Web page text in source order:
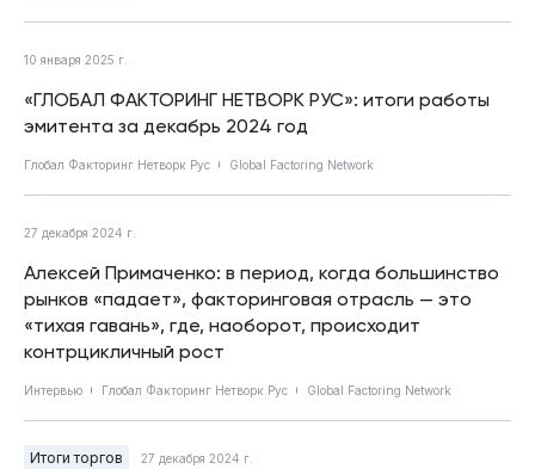
10 января 2025 г.
«ГЛОБАЛ ФАКТОРИНГ НЕТВОРК РУС»: итоги работы
эмитента за декабрь 2024 год
Глобал Факторинг Нетворк Рус Global Factoring Network
27 декабря 2024 г.
Алексей Примаченко: в период, когда большинство
рынков «падает», факторинговая отрасль — это
«тихая гавань», где, наоборот, происходит
контрцикличный рост
Интервью Глобал Факторинг Нетворк Рус Global Factoring Network
Итоги торгов 27 декабря 2024 г.